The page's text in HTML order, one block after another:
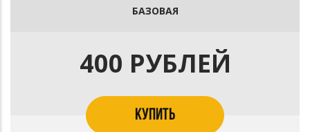
БАЗОВАЯ
400 РУБЛЕЙ
КУПИТЬ